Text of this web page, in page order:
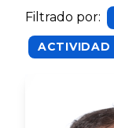
Filtrado por:
ACTIVIDAD